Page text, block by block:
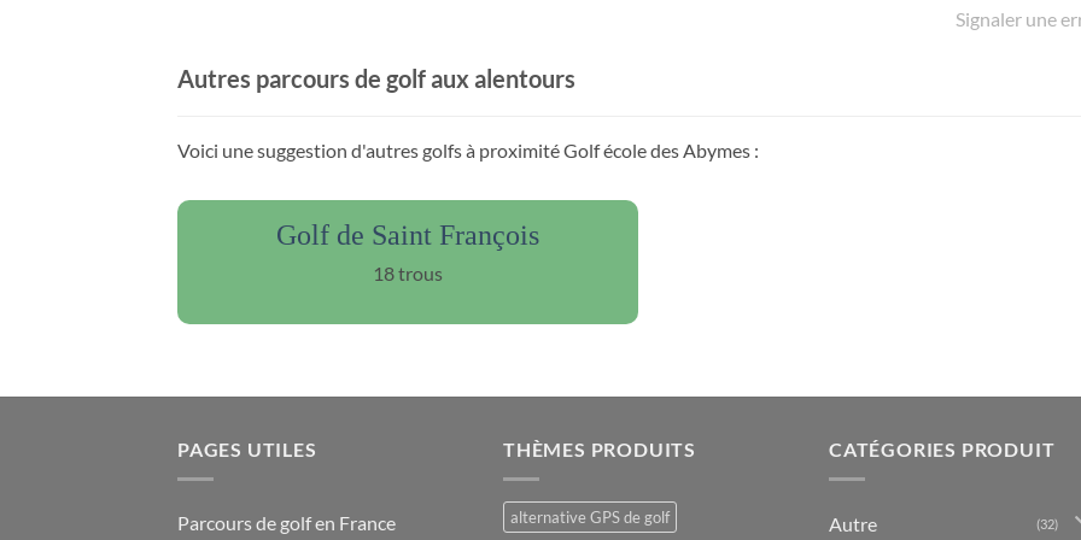
Signaler une
Autres parcours de golf aux alentours
Voici une suggestion d'autres golfs à proximité Golf école des Abymes :
Golf de Saint François
18 trous
PAGES UTILES
Parcours de golf en France
THÈMES PRODUITS
alternative GPS de golf
CATÉGORIES PRODUIT
Autre (32)